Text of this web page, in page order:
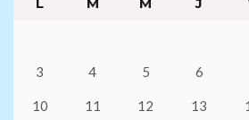
3 4 5 6
10 11 12 13